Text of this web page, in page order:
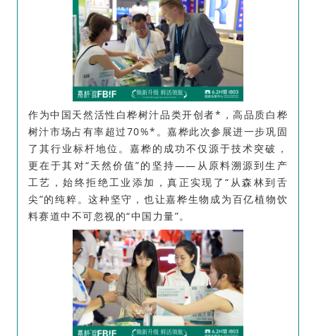
作为中国天然活性白桦树汁品类开创者*，高品质白桦
树汁市场占有率超过70%*。嘉桦此次参展进一步巩固
了其行业标杆地位。嘉桦的成功不仅源于技术突破，
更在于其对“天然价值”的坚持——从原料溯源到生产
工艺，始终拒绝工业添加，真正实现了“从森林到舌
尖”的纯粹。这种坚守，也让嘉桦生物成为百亿植物饮
料赛道中不可忽视的“中国力量”。